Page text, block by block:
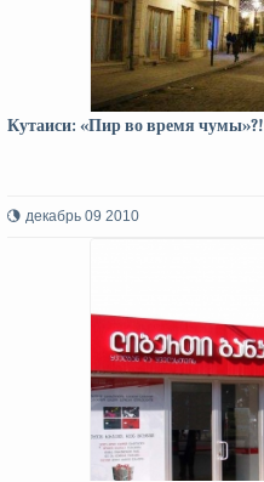
Кутаиси: «Пир во время чумы»?!
декабрь 09 2010